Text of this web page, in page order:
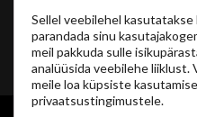
/
Sellel veebilehel
parandada sinu
meil pakkuda sulle
analüüsida veebilehe liiklust.
meile loa küpsiste
privaatsustingimustele.